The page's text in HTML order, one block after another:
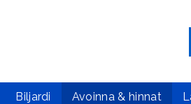
Biljardi Avoinna & hinnat